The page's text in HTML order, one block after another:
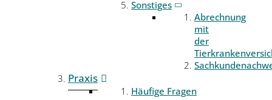
Sonstiges
Abrechnung
mit
der
Praxis
Häufige Fragen